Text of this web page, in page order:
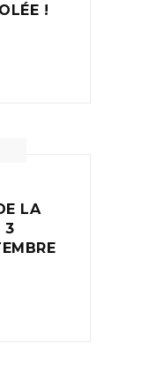
!
LA
3